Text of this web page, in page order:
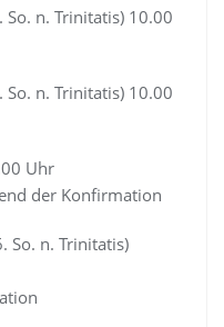
So. n. Trinitatis) 10.00
n. Trinitatis) 10.00
Uhr
der Konfirmation
So. n. Trinitatis)